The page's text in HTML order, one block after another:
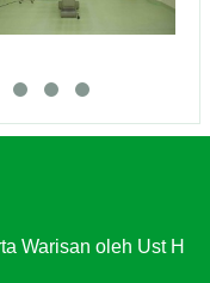
Warisan oleh Ust H